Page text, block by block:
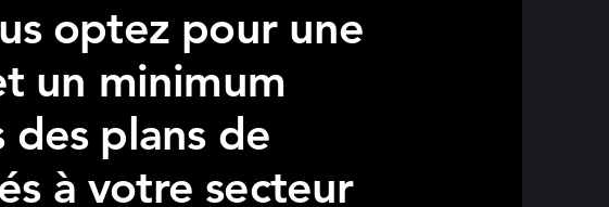
optez pour une
un minimum
plans de
à votre secteur